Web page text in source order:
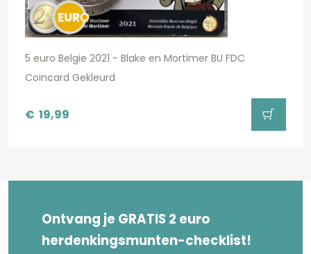
5 euro Belgie 2021 - Blake en Mortimer BU FDC
Coincard Gekleurd
€ 19,99
Ontvang je GRATIS 2 euro
herdenkingsmunten-checklist!